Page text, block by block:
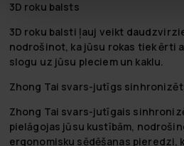
3D roku balsts
3D roku balsti ļauj veikt
nodrošinot, ka jūsu rokas tiek ērti
slogu uz jūsu pleciem un kaklu.
Zhong Tai svars-jutīgs
Zhong Tai svars-jutīgais
pielāgojas jūsu kustībām,
ergonomisku sēdēšanas pieredzi,